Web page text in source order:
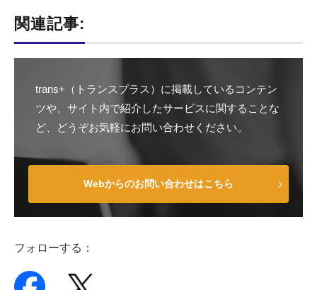
関連記事:
trans+（トランスプラス）に掲載しているコンテン
ツや、サイト内で紹介したサービスに関することな
ど、どうぞお気軽にお問い合わせください。
Webからのお問い合わせはこちら
フォローする：